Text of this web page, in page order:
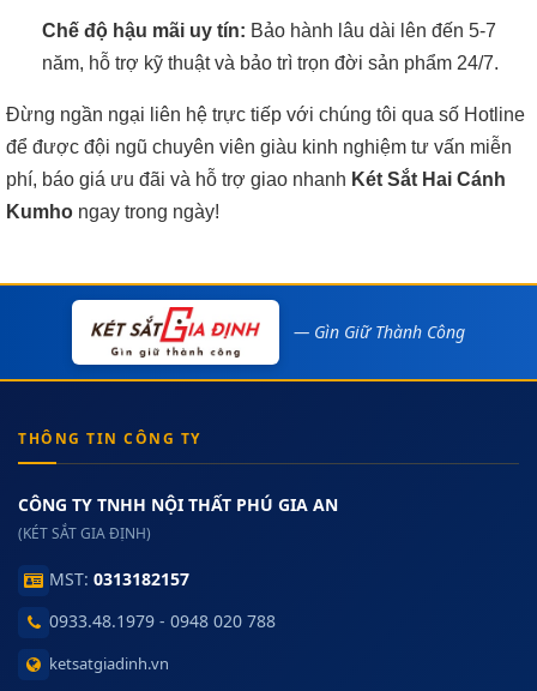
Chế độ hậu mãi uy tín: Bảo hành lâu dài lên đến 5-7
năm, hỗ trợ kỹ thuật và bảo trì trọn đời sản phẩm 24/7.
Đừng ngần ngại liên hệ trực tiếp với chúng tôi qua số Hotline
để được đội ngũ chuyên viên giàu kinh nghiệm tư vấn miễn
phí, báo giá ưu đãi và hỗ trợ giao nhanh Két Sắt Hai Cánh
Kumho ngay trong ngày!
— Gìn Giữ Thành Công
THÔNG TIN CÔNG TY
CÔNG TY TNHH NỘI THẤT PHÚ GIA AN
(KÉT SẮT GIA ĐỊNH)
MST: 0313182157
0933.48.1979 - 0948 020 788
ketsatgiadinh.vn